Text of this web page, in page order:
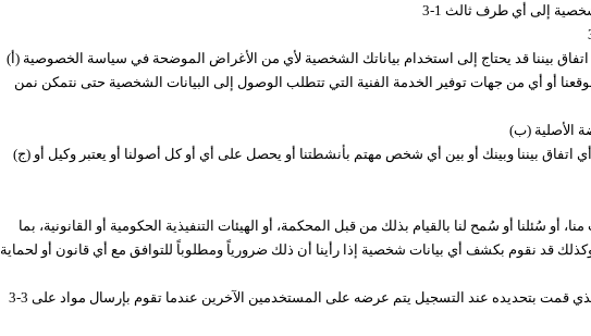
(‌أ) أي عامل أو شخص يعمل لدينا أو طرف ثالث هناك اتفاق بيننا قد يحتاج إلى استخدام بياناتك الشخصية لأي من الأغراض الموضحة في سياسة الخصوصية
أو أي من جهات توفير الخدمة الفنية التي تتطلب الوصول إلى البيانات الشخصية حتى نتمكن نمن
الأصلية
(‌ج) أي شخص حولنا له أي من حقوقنا أو واجباتنا تحت أي اتفاق بيننا وبينك أو بين أي شخص مهتم بأنشطتنا أو يحصل على أي أو كل أصولنا أو يعتبر وكيل أو
قد نقوم بكشف أي بيانات شخصية إذا رأينا أن ذلك ضرورياً ومطلوباً للتوافق مع أي قانون أو لحماية
3-3 اسم المستخدم (ليس عنوان بريدك الإلكتروني) الذي قمت بتحديده عند التسجيل يتم عرضه على المستخدمين الآخرين عندما تقوم بإرسال مواد على